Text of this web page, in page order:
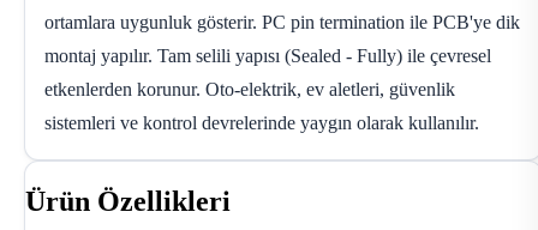
ortamlara uygunluk gösterir. PC pin termination ile PCB'ye dik
montaj yapılır. Tam selili yapısı (Sealed - Fully) ile çevresel
etkenlerden korunur. Oto-elektrik, ev aletleri, güvenlik
sistemleri ve kontrol devrelerinde yaygın olarak kullanılır.
Ürün Özellikleri